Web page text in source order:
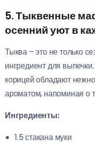
5. Тыквенные
осенний уют в
Тыква – это не только
ингредиент для
корицей обладают
ароматом, напоминая о
Ингредиенты:
1.5 стакана муки